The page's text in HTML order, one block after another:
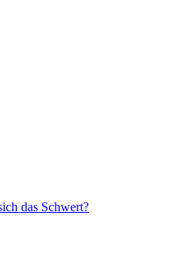
das Schwert?